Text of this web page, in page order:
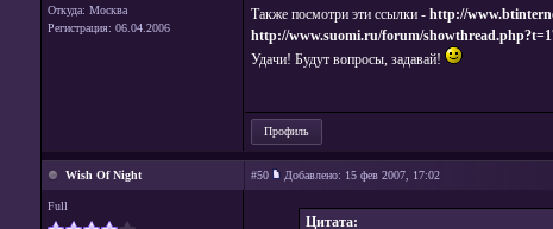
Откуда: Москва
Регистрация: 06.04.2006
Также посмотри эти ссылки - http://
http://www.suomi.ru/forum/
Удачи! Будут вопросы, задавай!
Профиль
Wish Of Night
Full
#50 Добавлено: 15 фев 2007, 17:02
Цитата: